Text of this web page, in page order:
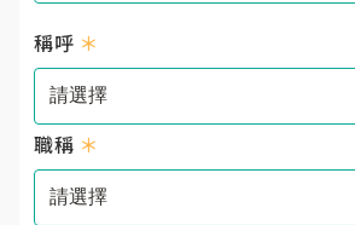
稱呼 ＊
職稱 ＊